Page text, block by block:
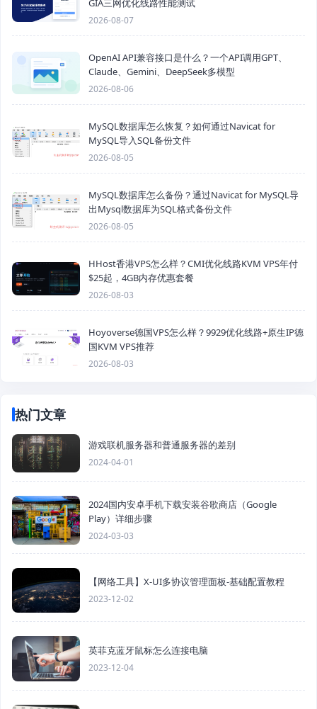
GIA三网优化线路性能测试
2026-08-07
OpenAI API兼容接口是什么？一个API调用GPT、
Claude、Gemini、DeepSeek多模型
2026-08-06
MySQL数据库怎么恢复？如何通过Navicat for
MySQL导入SQL备份文件
2026-08-05
MySQL数据库怎么备份？通过Navicat for MySQL导
出Mysql数据库为SQL格式备份文件
2026-08-05
HHost香港VPS怎么样？CMI优化线路KVM VPS年付
$25起，4GB内存优惠套餐
2026-08-03
Hoyoverse德国VPS怎么样？9929优化线路+原生IP德
国KVM VPS推荐
2026-08-03
热门文章
游戏联机服务器和普通服务器的差别
2024-04-01
2024国内安卓手机下载安装谷歌商店（Google
Play）详细步骤
2024-03-03
【网络工具】X-UI多协议管理面板-基础配置教程
2023-12-02
英菲克蓝牙鼠标怎么连接电脑
2023-12-04